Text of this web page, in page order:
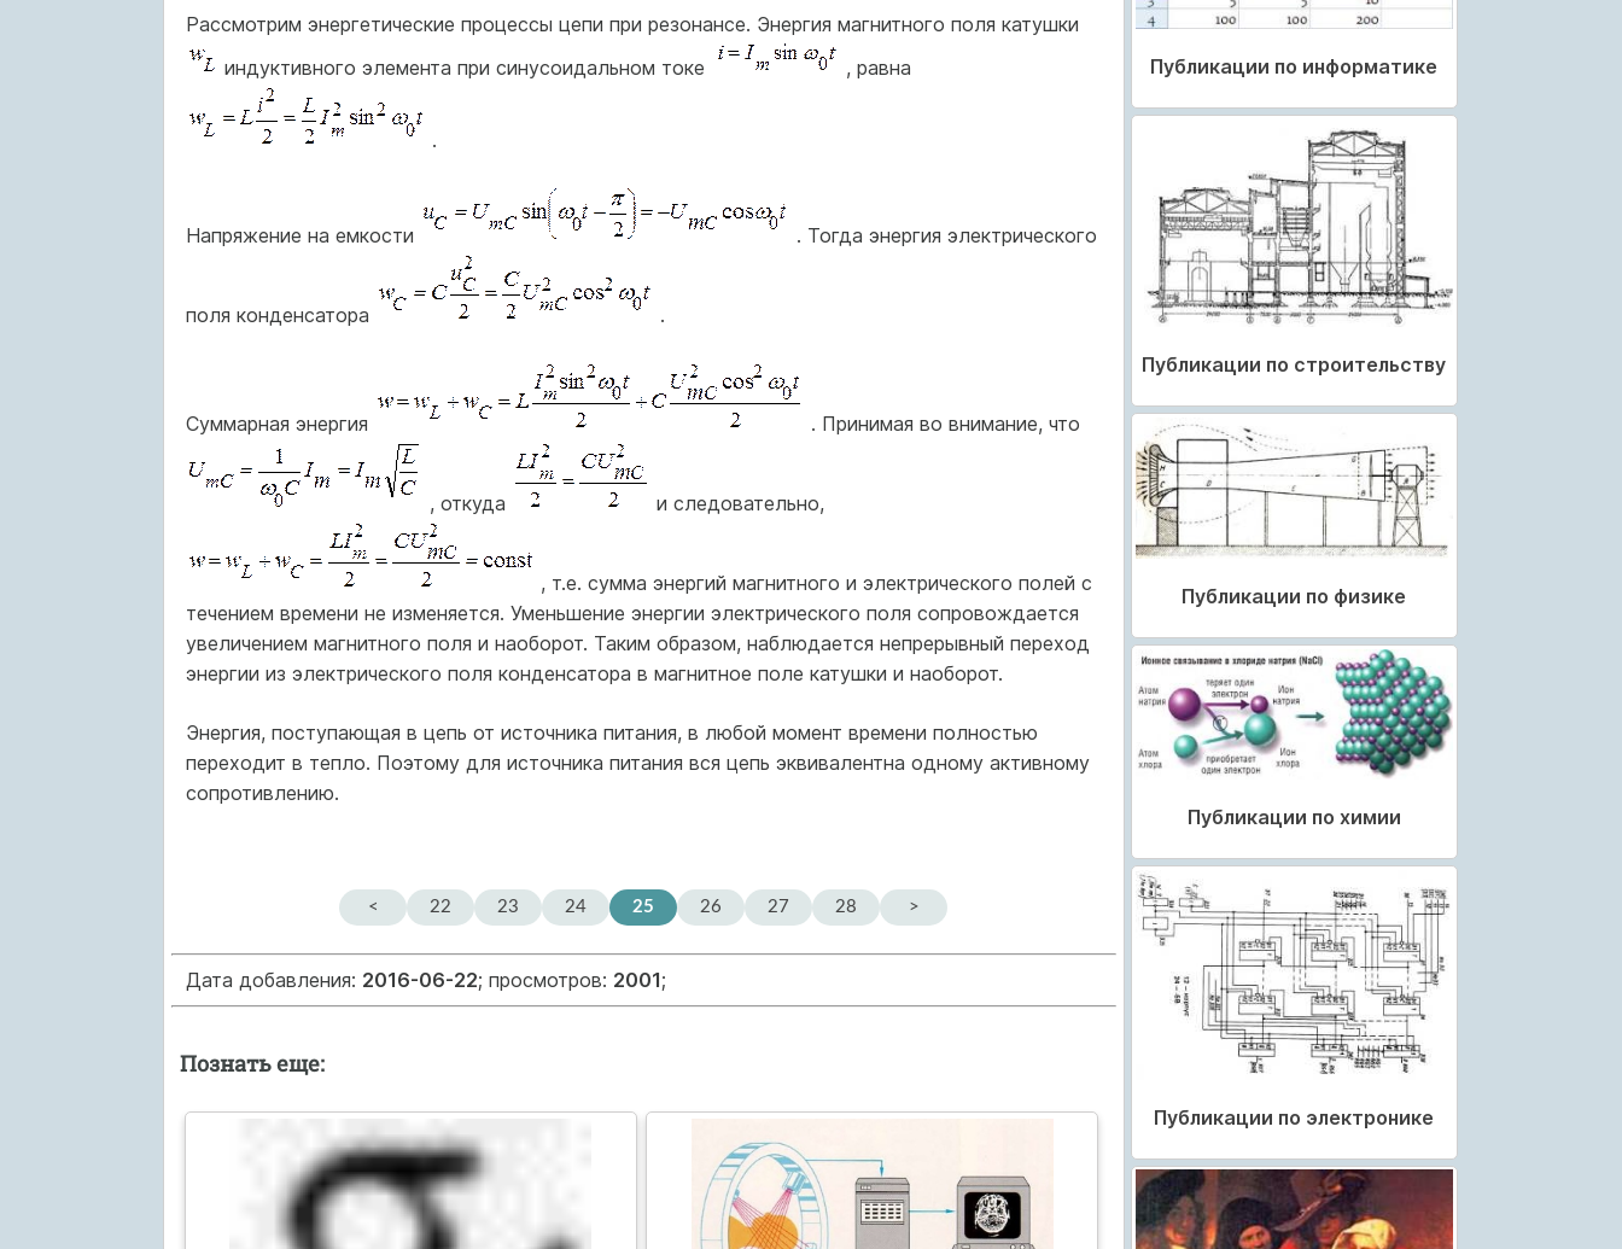
Рассмотрим энергетические процессы цепи при резонансе. Энергия магнитного поля катушки
индуктивного элемента при синусоидальном токе
, равна
.
Напряжение на емкости . Тогда энергия электрического
поля конденсатора .
Суммарная энергия . Принимая во внимание, что
, откуда и следовательно,
, т.е. сумма энергий магнитного и электрического полей с
течением времени не изменяется. Уменьшение энергии электрического поля сопровождается
увеличением магнитного поля и наоборот. Таким образом, наблюдается непрерывный переход
энергии из электрического поля конденсатора в магнитное поле катушки и наоборот.
Энергия, поступающая в цепь от источника питания, в любой момент времени полностью
переходит в тепло. Поэтому для источника питания вся цепь эквивалентна одному активному
сопротивлению.
< 22 23 24 25 26 27 28 >
Дата добавления: 2016-06-22; просмотров: 2001;
Познать еще:
Публикации по информатике
Публикации по строительству
Публикации по физике
Публикации по химии
Публикации по электронике